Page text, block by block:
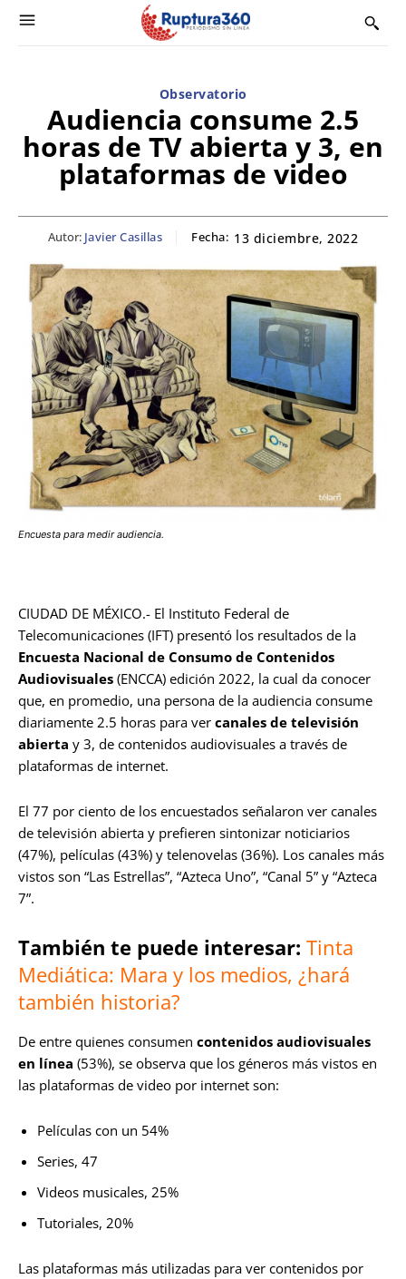
Observatorio
Audiencia consume 2.5
horas de TV abierta y 3, en
plataformas de video
Autor: Javier Casillas Fecha: 13 diciembre, 2022
Encuesta para medir audiencia.
CIUDAD DE MÉXICO.- El Instituto Federal de
Telecomunicaciones (IFT) presentó los resultados de la
Encuesta Nacional de Consumo de Contenidos
Audiovisuales (ENCCA) edición 2022, la cual da conocer
que, en promedio, una persona de la audiencia consume
diariamente 2.5 horas para ver canales de televisión
abierta y 3, de contenidos audiovisuales a través de
plataformas de internet.
El 77 por ciento de los encuestados señalaron ver canales
de televisión abierta y prefieren sintonizar noticiarios
(47%), películas (43%) y telenovelas (36%). Los canales más
vistos son “Las Estrellas”, “Azteca Uno”, “Canal 5” y “Azteca
7”.
También te puede interesar: Tinta
Mediática: Mara y los medios, ¿hará
también historia?
De entre quienes consumen contenidos audiovisuales
en línea (53%), se observa que los géneros más vistos en
las plataformas de video por internet son:
Películas con un 54%
Series, 47
Videos musicales, 25%
Tutoriales, 20%
Las plataformas más utilizadas para ver contenidos por